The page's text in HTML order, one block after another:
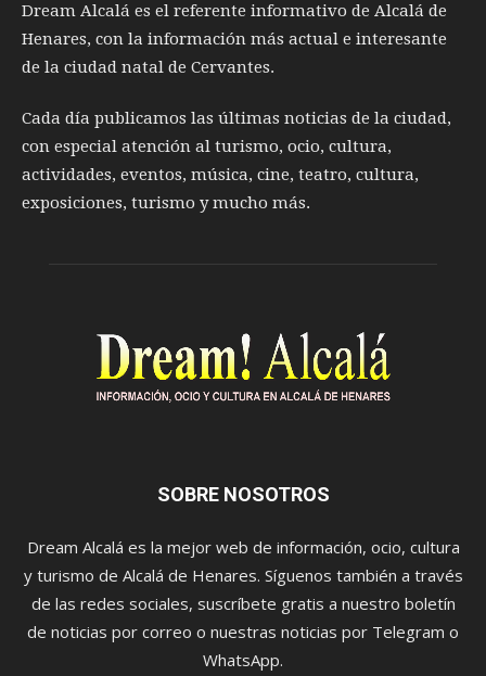
Dream Alcalá es el referente informativo de Alcalá de
Henares, con la información más actual e interesante
de la ciudad natal de Cervantes.
Cada día publicamos las últimas noticias de la ciudad,
con especial atención al turismo, ocio, cultura,
actividades, eventos, música, cine, teatro, cultura,
exposiciones, turismo y mucho más.
SOBRE NOSOTROS
Dream Alcalá es la mejor web de información, ocio, cultura
y turismo de Alcalá de Henares. Síguenos también a través
de las redes sociales, suscríbete gratis a nuestro boletín
de noticias por correo o nuestras noticias por Telegram o
WhatsApp.